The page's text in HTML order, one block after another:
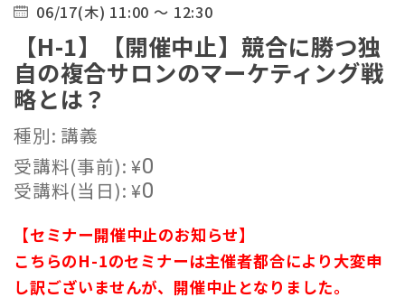
06/17(木) 11:00 ～ 12:30
【H-1】【開催中止】競合に勝つ独
自の複合サロンのマーケティング戦
略とは？
種別: 講義
受講料(事前):¥0
受講料(当日):¥0
【セミナー開催中止のお知らせ】
こちらのH-1のセミナーは主催者都合により大変申
し訳ございませんが、開催中止となりました。